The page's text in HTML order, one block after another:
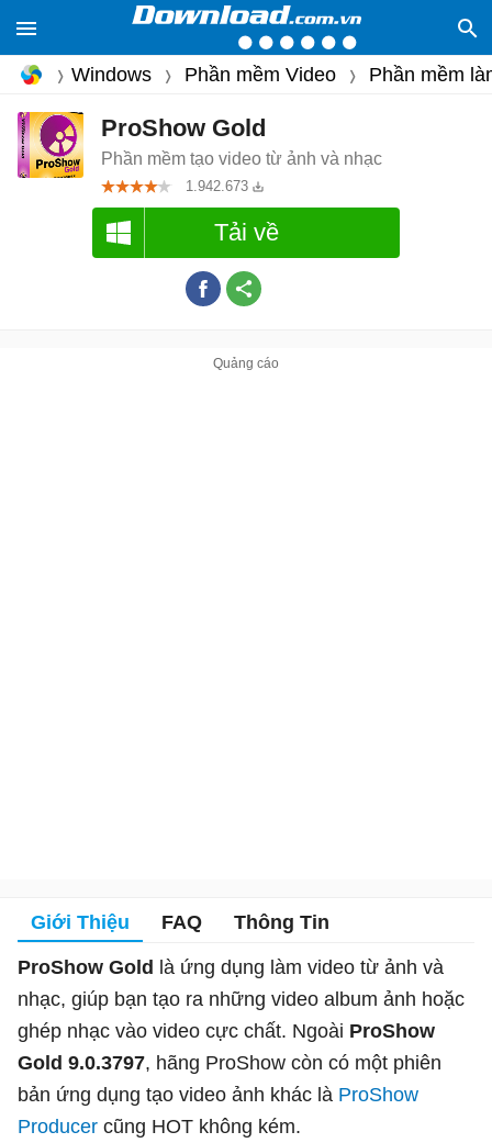
Windows Phần mềm Video Phần mềm
ProShow Gold
Phần mềm tạo video từ ảnh và nhạc
1.942.673
Tải về
Giới Thiệu FAQ Thông Tin
ProShow Gold là ứng dụng làm video từ ảnh và
nhạc, giúp bạn tạo ra những video album ảnh hoặc
ghép nhạc vào video cực chất. Ngoài ProShow
Gold 9.0.3797, hãng ProShow còn có một phiên
bản ứng dụng tạo video ảnh khác là ProShow
Producer cũng HOT không kém.